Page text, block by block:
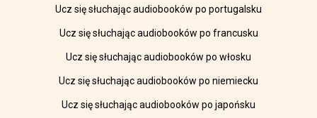
Ucz się słuchając audiobooków po portugalsku
Ucz się słuchając audiobooków po francusku
Ucz się słuchając audiobooków po włosku
Ucz się słuchając audiobooków po niemiecku
Ucz się słuchając audiobooków po japońsku